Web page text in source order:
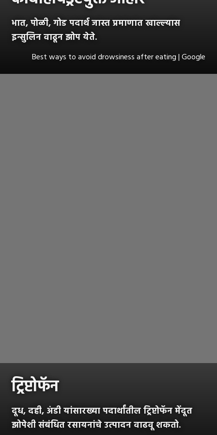
भात, पोळी, गोड पदार्थ जास्त प्रमाणात खाल्ल्यास
इन्सुलिन वाढून झोप येते.
Best ways to avoid drowsiness after eating | Google
ट्रिप्टोफॅन
दूध, दही, अंडी यांसारख्या पदार्थांतील ट्रिप्टोफॅन मेंदूत
झोपेशी संबंधित रसायनांचे उत्पादन वाढवू शकतो.